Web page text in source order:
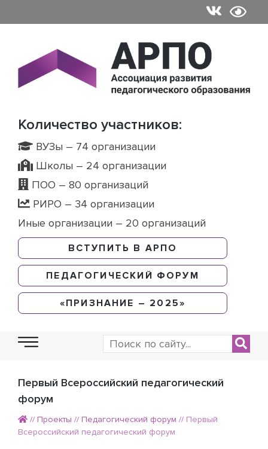
to
Количество участников:
ВУЗы – 74 организации
Школы – 24 организации
ПОО – 80 организаций
РИРО – 34 организации
Иные организации – 20 организаций
ВСТУПИТЬ В АРПО
ПЕДАГОГИЧЕСКИЙ ФОРУМ
«ПРИЗНАНИЕ – 2025»
Первый Всероссийский педагогический
форум
// Проекты // Педагогический форум // Первый
Всероссийский педагогический форум